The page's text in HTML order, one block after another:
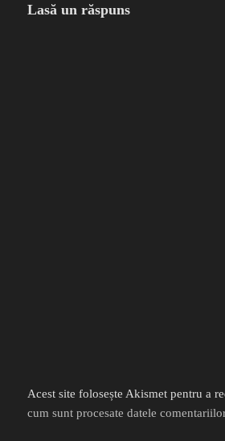
Lasă un răspuns
Acest site folosește Akismet pentru a
cum sunt procesate datele